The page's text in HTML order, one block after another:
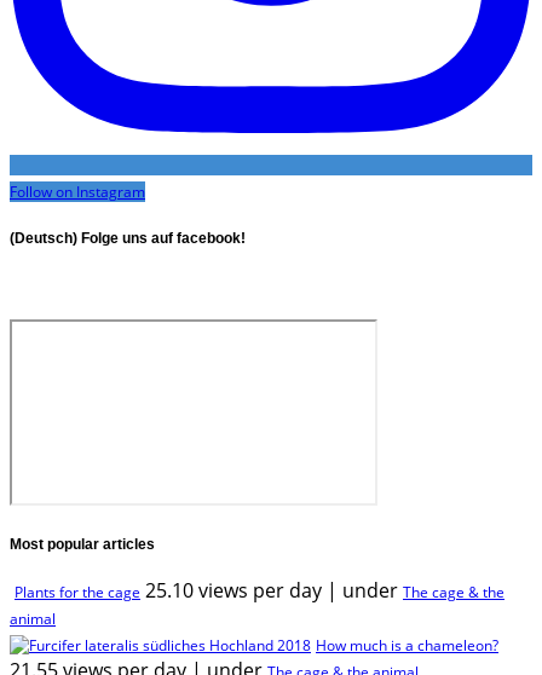
Follow on Instagram
(Deutsch) Folge uns auf facebook!
Most popular articles
Plants for the cage 25.10 views per day | under The cage & the
animal
How much is a chameleon?